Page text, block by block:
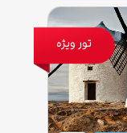
تور ویژه